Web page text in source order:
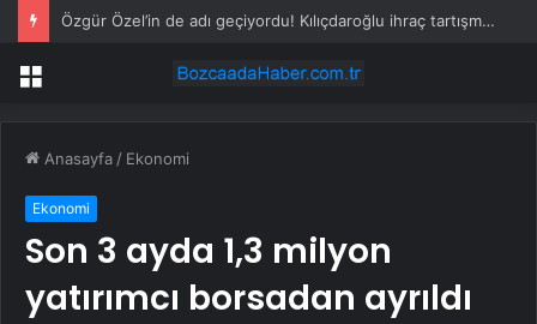
Özgür Özel’in de adı geçiyordu! Kılıçdaroğlu ihraç tartışmalarına noktayı koydu
Menü
Anasayfa / Ekonomi
Ekonomi
Son 3 ayda 1,3 milyon
yatırımcı borsadan ayrıldı